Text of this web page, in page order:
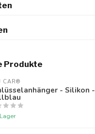
Produkte
CAR®
- Silikon -